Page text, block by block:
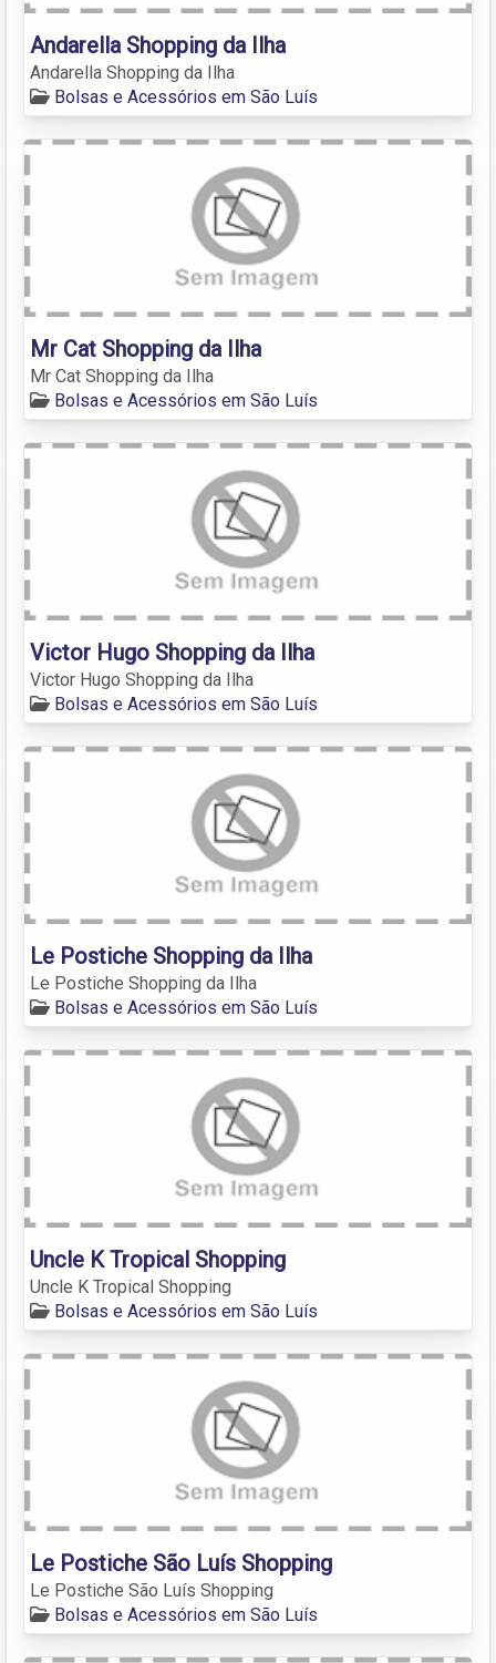
Andarella Shopping da Ilha
Andarella Shopping da Ilha
Bolsas e Acessórios em São Luís
Mr Cat Shopping da Ilha
Mr Cat Shopping da Ilha
Bolsas e Acessórios em São Luís
Victor Hugo Shopping da Ilha
Victor Hugo Shopping da Ilha
Bolsas e Acessórios em São Luís
Le Postiche Shopping da Ilha
Le Postiche Shopping da Ilha
Bolsas e Acessórios em São Luís
Uncle K Tropical Shopping
Uncle K Tropical Shopping
Bolsas e Acessórios em São Luís
Le Postiche São Luís Shopping
Le Postiche São Luís Shopping
Bolsas e Acessórios em São Luís